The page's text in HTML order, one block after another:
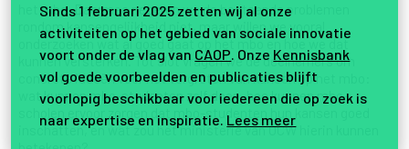
het mbo. Daarmee negeren we de bestaande problemen
rondom kansengelijkheid niet, maar willen we vooral
onderzoeken wat al goed gaat op het mbo
kunnen versterken. Tot slot vragen we de deelnemers om
concrete ideeën voor het vergroten van kansen op het mbo:
wat kunnen mbo-studenten zelf doen, hoe kunnen mbo-
scholen ervoor zorgen dat mbo-studenten hun kansen goed
inschatten, en wat zou het ministerie van OCW hierin kunnen
Sinds 1 februari 2025 zetten wij al onze
activiteiten op het gebied van sociale innovatie
voort onder de vlag van CAOP . Onze Kennisbank
vol goede voorbeelden en publicaties blijft
voorlopig beschikbaar voor iedereen die op zoek is
naar expertise en inspiratie. Lees meer